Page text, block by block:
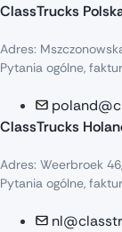
ClassTrucks
Adres:
Pytania ogólne,
ClassTrucks
Adres: Weerbroek
Pytania ogólne,